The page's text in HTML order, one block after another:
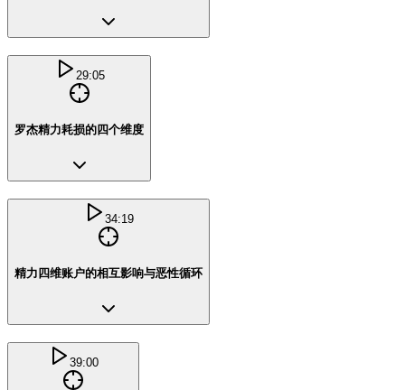
29:05
罗杰精力耗损的四个维度
34:19
精力四维账户的相互影响与恶性循环
39:00